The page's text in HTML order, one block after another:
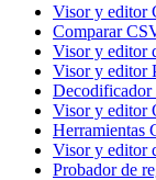
Visor y editor
Comparar
Visor y editor
Visor y editor
Decodificador
Visor y editor
Herramientas
Visor y editor
Probador de